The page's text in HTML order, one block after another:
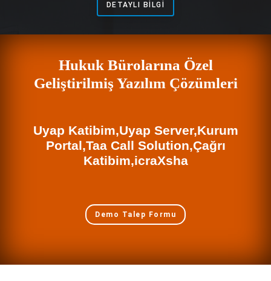
DETAYLI BILGI
Hukuk Bürolarına Özel
Geliştirilmiş Yazılım Çözümleri
Uyap Katibim,Uyap Server,Kurum
Portal,Taa Call Solution,Çağrı
Katibim,icraXsha
Demo Talep Formu